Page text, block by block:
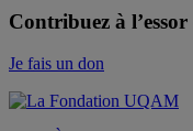
Contribuez à
Je fais un don